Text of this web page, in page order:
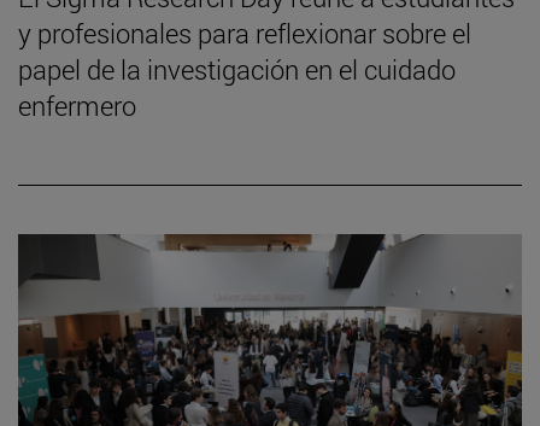
y profesionales para reflexionar sobre el
papel de la investigación en el cuidado
enfermero